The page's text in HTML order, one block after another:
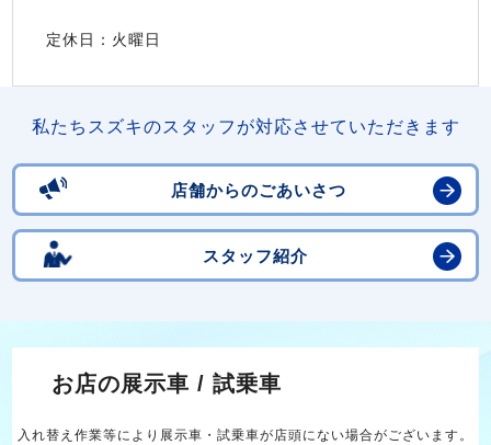
定休日：火曜日
私たちスズキのスタッフが対応させていただきます
店舗からのごあいさつ
スタッフ紹介
お店の展示車 / 試乗車
入れ替え作業等により展示車・試乗車が店頭にない場合がございます。